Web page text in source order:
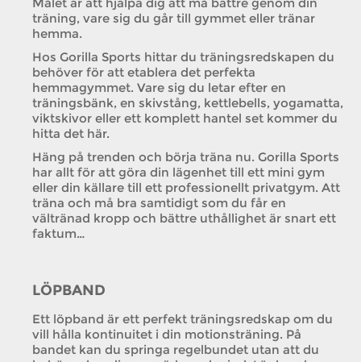
träning, vare sig du går till gymmet eller tränar
hemma.
Hos Gorilla Sports hittar du träningsredskapen du
behöver för att etablera det perfekta
hemmagymmet. Vare sig du letar efter en
träningsbänk, en skivstång, kettlebells, yogamatta,
viktskivor eller ett komplett hantel set kommer du
hitta det här.
Häng på trenden och börja träna nu. Gorilla Sports
har allt för att göra din lägenhet till ett mini gym
eller din källare till ett professionellt privatgym. Att
träna och må bra samtidigt som du får en
vältränad kropp och bättre uthållighet är snart ett
faktum…
LÖPBAND
Ett löpband är ett perfekt träningsredskap om du
vill hålla kontinuitet i din motionsträning. På
bandet kan du springa regelbundet utan att du